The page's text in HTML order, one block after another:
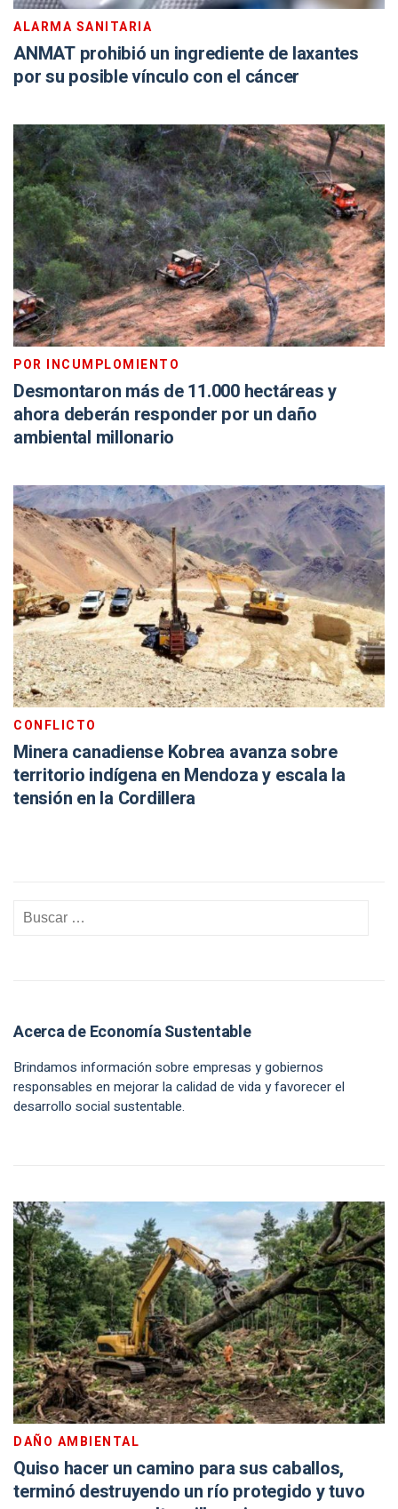
ALARMA SANITARIA
ANMAT prohibió un ingrediente de laxantes
por su posible vínculo con el cáncer
POR INCUMPLOMIENTO
Desmontaron más de 11.000 hectáreas y
ahora deberán responder por un daño
ambiental millonario
CONFLICTO
Minera canadiense Kobrea avanza sobre
territorio indígena en Mendoza y escala la
tensión en la Cordillera
Acerca de Economía Sustentable
Brindamos información sobre empresas y gobiernos
responsables en mejorar la calidad de vida y favorecer el
desarrollo social sustentable.
DAÑO AMBIENTAL
Quiso hacer un camino para sus caballos,
terminó destruyendo un río protegido y tuvo